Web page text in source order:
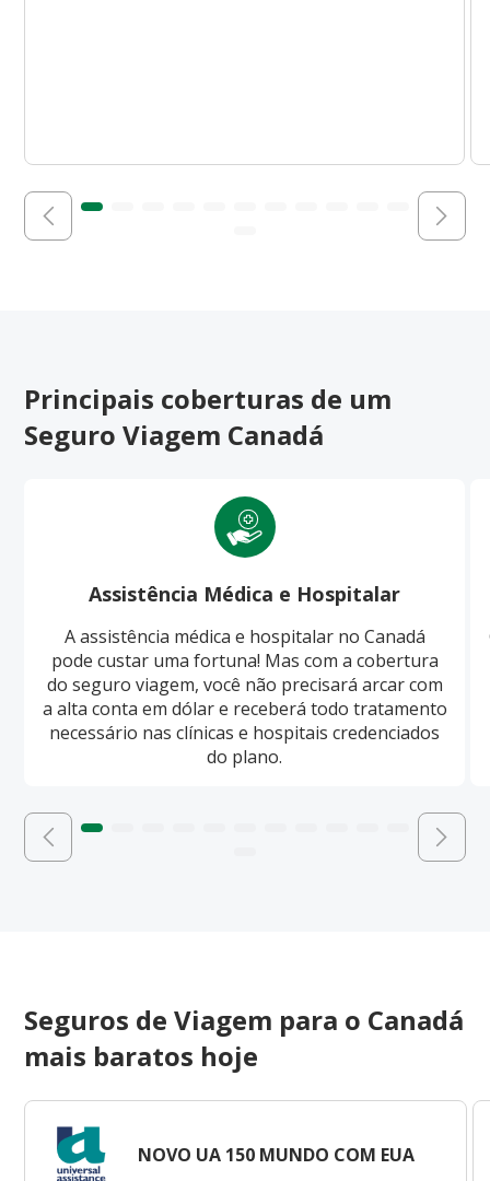
Principais coberturas de um
Seguro Viagem Canadá
Assistência Médica e Hospitalar
A assistência médica e hospitalar no Canadá
pode custar uma fortuna! Mas com a cobertura
do seguro viagem, você não precisará arcar com
a alta conta em dólar e receberá todo tratamento
necessário nas clínicas e hospitais credenciados
do plano.
Seguros de Viagem para o Canadá
mais baratos hoje
NOVO UA 150 MUNDO COM EUA